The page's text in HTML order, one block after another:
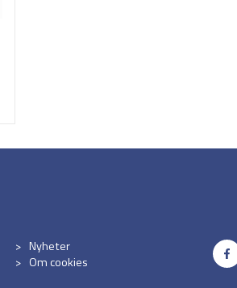
Nyheter
Om cookies